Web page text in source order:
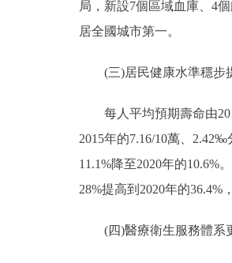
局，新設7個區域血庫、4
居全國城市第一。
(三)居民健康水準穩步
每人平均預期壽命由
2015年的7.16/10萬、
11.1%降至2020年的10.6%
28%提高到2020年的36.4%
(四)醫療衛生服務體系